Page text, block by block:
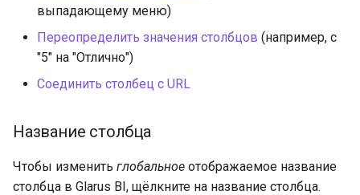
выпадающему меню)
Переопределить значения столбцов (например, с
"5" на "Отлично")
Соединить столбец с URL
Название столбца
Чтобы изменить глобальное отображаемое название
столбца в Glarus BI, щёлкните на название столбца.